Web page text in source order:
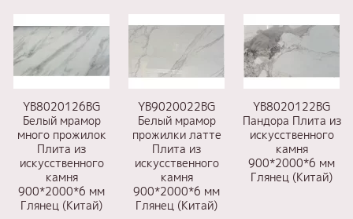
YB8020126BG
Белый мрамор
много прожилок
Плита из
искусственного
камня
900*2000*6 мм
Глянец (Китай)
YB9020022BG
Белый мрамор
прожилки латте
Плита из
искусственного
камня
900*2000*6 мм
Глянец (Китай)
YB8020122BG
Пандора Плита из
искусственного
камня
900*2000*6 мм
Глянец (Китай)